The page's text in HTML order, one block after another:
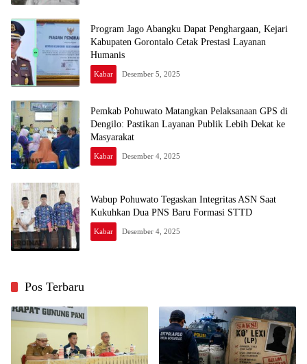
Program Jago Abangku Dapat Penghargaan, Kejari
Kabupaten Gorontalo Cetak Prestasi Layanan
Humanis
Kabar Desember 5, 2025
Pemkab Pohuwato Matangkan Pelaksanaan GPS di
Dengilo: Pastikan Layanan Publik Lebih Dekat ke
Masyarakat
Kabar Desember 4, 2025
Wabup Pohuwato Tegaskan Integritas ASN Saat
Kukuhkan Dua PNS Baru Formasi STTD
Kabar Desember 4, 2025
Pos Terbaru